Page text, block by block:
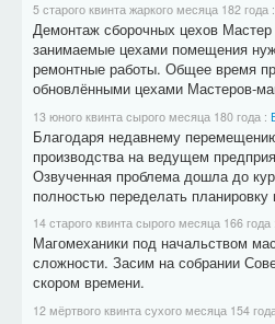
5 старого квинта жаркого месяца 182 года :
Демонтаж сборочных цехов
занимаемые цехами помещения
ремонтные работы. Общее время
обновлёнными цехами Мастеров-
13 юного квинта сырого месяца 180 года :
Благодаря недавнему
производства на ведущем
Озвученная проблема дошла до
полностью переделать
14 старого квинта сырого месяца 166 года
Магомеханики под начальством
сложности. Засим на собрании
скором времени.
12 мёртвого квинта сухого месяца 154